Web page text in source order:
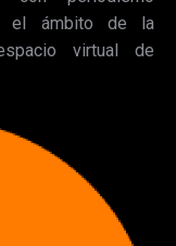
el ámbito de la
virtual de